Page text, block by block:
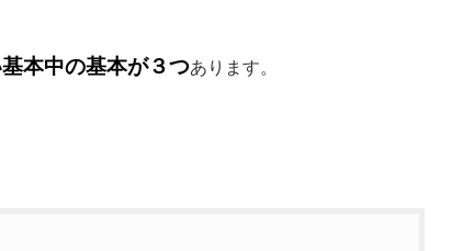
本中の基本が３つあります。